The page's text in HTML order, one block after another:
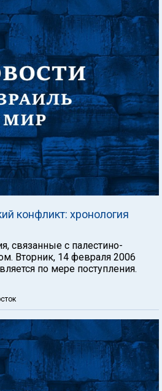
конфликт: хронология
связанные с палестино-
Вторник, 14 февраля 2006
по мере поступления.